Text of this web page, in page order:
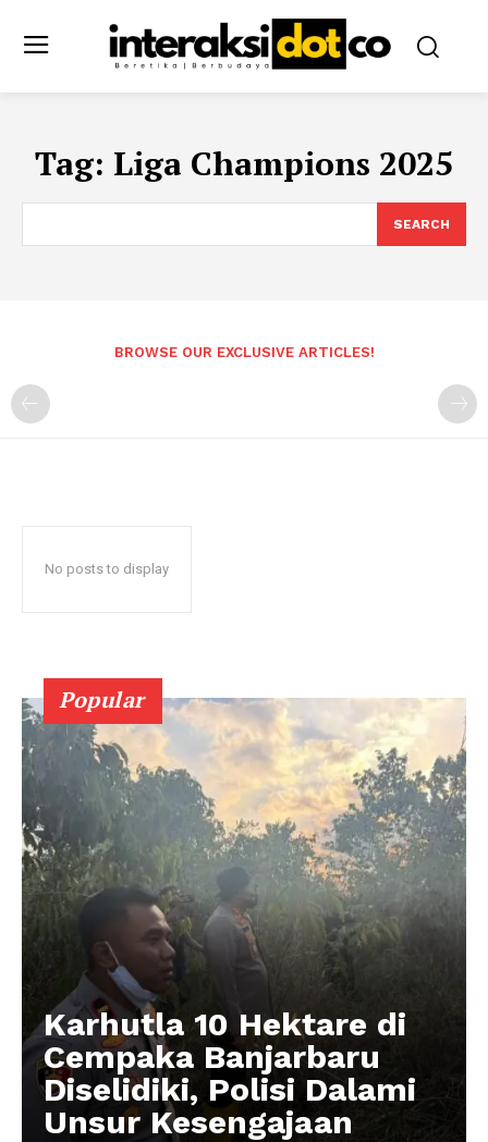
Tag: Liga Champions 2025
SEARCH
BROWSE OUR EXCLUSIVE ARTICLES!
No posts to display
Popular
Karhutla 10 Hektare di
Cempaka Banjarbaru
Diselidiki, Polisi Dalami
Unsur Kesengajaan